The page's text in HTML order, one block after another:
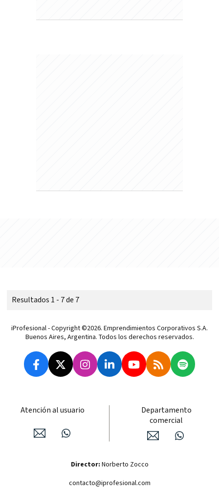
Resultados 1 - 7 de 7
iProfesional - Copyright ©2026. Emprendimientos Corporativos S.A.
Buenos Aires, Argentina. Todos los derechos reservados.
Atención al usuario
Departamento
comercial
Director: Norberto Zocco
contacto@iprofesional.com